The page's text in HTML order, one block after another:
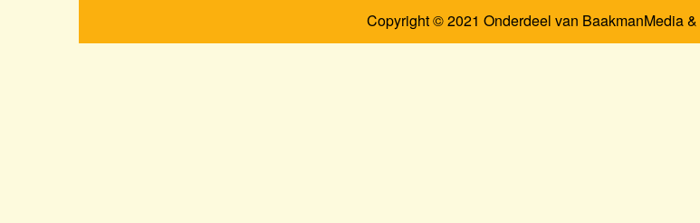
Copyright © 2021 Onderdeel van BaakmanMedia&